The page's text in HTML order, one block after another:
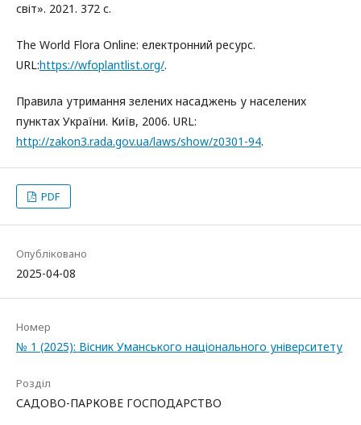
світ». 2021. 372 с.
The World Flora Online: електронний ресурс.
URL:https://wfoplantlist.org/.
Правила утримання зелених насаджень у населених
пунктах України. Київ, 2006. URL:
http://zakon3.rada.gov.ua/laws/show/z0301-94.
PDF
Опубліковано
2025-04-08
Номер
№ 1 (2025): Вісник Уманського національного університету
Розділ
САДОВО-ПАРКОВЕ ГОСПОДАРСТВО